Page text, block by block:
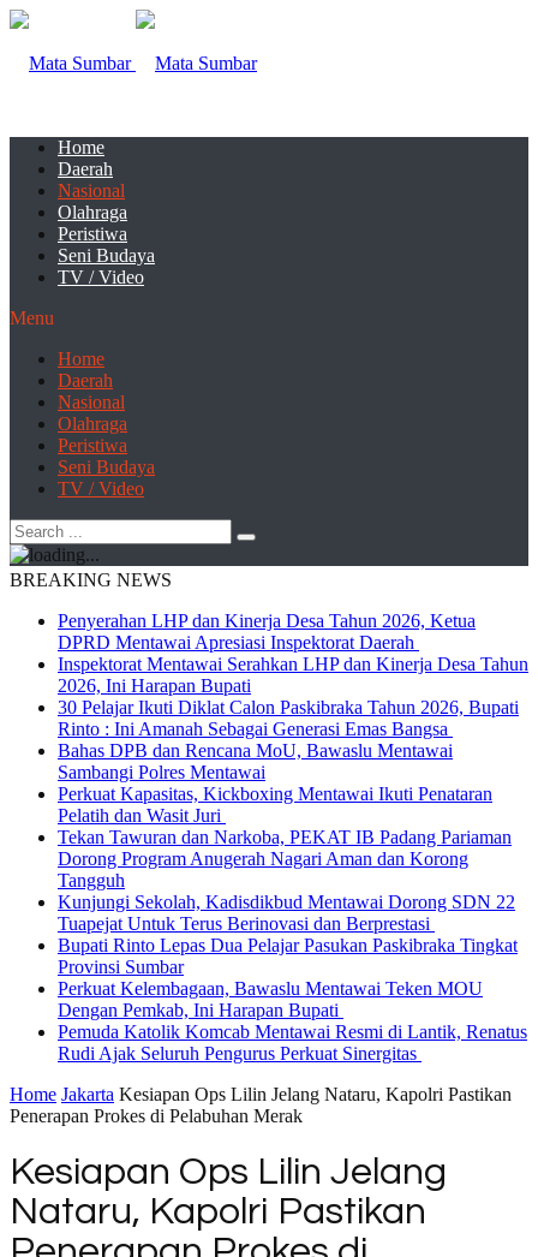
Home
Daerah
Nasional
Olahraga
Peristiwa
Seni Budaya
TV / Video
Menu
Home
Daerah
Nasional
Olahraga
Peristiwa
Seni Budaya
TV / Video
BREAKING NEWS
Penyerahan LHP dan Kinerja Desa Tahun 2026, Ketua
DPRD Mentawai Apresiasi Inspektorat Daerah
Inspektorat Mentawai Serahkan LHP dan Kinerja Desa Tahun
2026, Ini Harapan Bupati
30 Pelajar Ikuti Diklat Calon Paskibraka Tahun 2026, Bupati
Rinto : Ini Amanah Sebagai Generasi Emas Bangsa
Bahas DPB dan Rencana MoU, Bawaslu Mentawai
Sambangi Polres Mentawai
Perkuat Kapasitas, Kickboxing Mentawai Ikuti Penataran
Pelatih dan Wasit Juri
Tekan Tawuran dan Narkoba, PEKAT IB Padang Pariaman
Dorong Program Anugerah Nagari Aman dan Korong
Tangguh
Kunjungi Sekolah, Kadisdikbud Mentawai Dorong SDN 22
Tuapejat Untuk Terus Berinovasi dan Berprestasi
Bupati Rinto Lepas Dua Pelajar Pasukan Paskibraka Tingkat
Provinsi Sumbar
Perkuat Kelembagaan, Bawaslu Mentawai Teken MOU
Dengan Pemkab, Ini Harapan Bupati
Pemuda Katolik Komcab Mentawai Resmi di Lantik, Renatus
Rudi Ajak Seluruh Pengurus Perkuat Sinergitas
Home Jakarta Kesiapan Ops Lilin Jelang Nataru, Kapolri Pastikan
Penerapan Prokes di Pelabuhan Merak
Kesiapan Ops Lilin Jelang
Nataru, Kapolri Pastikan